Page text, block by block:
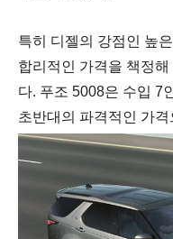
특히 디젤의 강점인 높
합리적인 가격을 책정
다. 푸조 5008은 수입 7
초반대의 파격적인 가